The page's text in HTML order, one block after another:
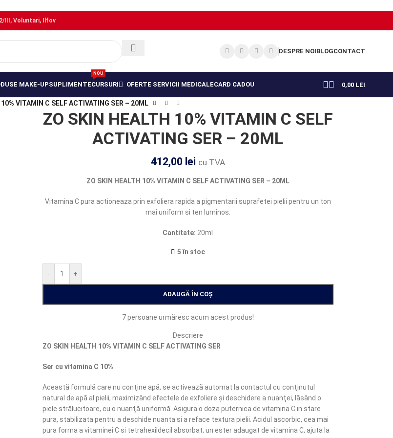
III, Voluntari, Ilfov
DESPRE NOIBLOGCONTACT
MAKE-UPSUPLIMENTECURSURI
NOU
OFERTE SERVICII MEDICALECARD CADOU 0,00 LEI
VITAMIN C SELF ACTIVATING SER – 20ML
ZO SKIN HEALTH 10% VITAMIN C SELF
ACTIVATING SER – 20ML
412,00 lei cu TVA
ZO SKIN HEALTH 10% VITAMIN C SELF ACTIVATING SER – 20ML
Vitamina C pura actioneaza prin exfoliera rapida a pigmentarii suprafetei pielii pentru un ton
mai uniform si ten luminos.
Cantitate: 20ml
5 în stoc
- +
ADAUGĂ ÎN COȘ
7persoane urmăresc acum acest produs!
Descriere
ZO SKIN HEALTH 10% VITAMIN C SELF ACTIVATING SER
Ser cu vitamina C 10%
Această formulă care nu conţine apă, se activează automat la contactul cu conţinutul
natural de apă al pielii, maximizând efectele de exfoliere şi deschidere a nuanţei, lăsând o
piele strălucitoare, cu o nuanţă uniformă. Asigura o doza puternica de vitamina C in stare
pura, stabilizata pentru a deschide nuanta si a reface textura pielii. Acidul ascorbic, cea mai
pura forma a vitaminei C si tetrahexildecil absorbat, un ester adaugat de vitamina C, ajuta la